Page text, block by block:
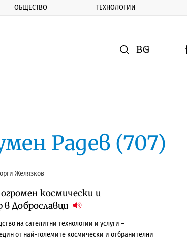
ОБЩЕСТВО ТЕХНОЛОГИИ
Смяна на
Радев (707)
Желязков
космически и
Доброславци
на сателитни технологии и услуги –
от най-големите космически и отбранителни